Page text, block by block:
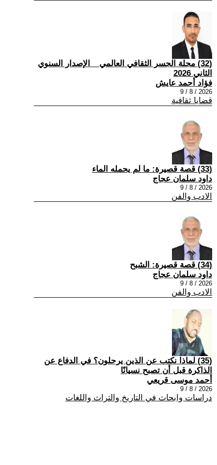
(32) مجلة الجسر الثقافي العالمي _ الإصدار السنوي
الثاني 2026
فؤاد أحمد عايش
2026 / 8 / 9
قضايا ثقافية
(33) قصة قصيرة: ما لم يحمله الماء
داود سلمان عجاج
2026 / 8 / 9
الادب والفن
(34) قصة قصيرة: الشبح
داود سلمان عجاج
2026 / 8 / 9
الادب والفن
(35) لماذا نكتب عن الذين يرحلون؟ في الدفاع عن
الذاكرة قبل أن تصبح نسيانًا
أحمد موسى قريعي
2026 / 8 / 9
دراسات وابحاث في التاريخ والتراث واللغات